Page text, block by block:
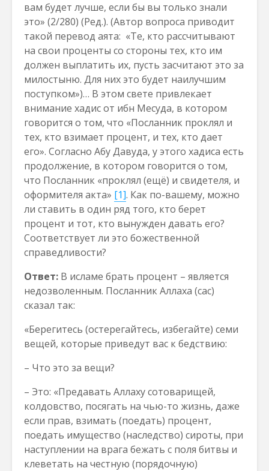
вам будет лучше, если бы вы только знали
это» (2/280) (Ред.). (Автор вопроса приводит
такой перевод аята: «Те, кто рассчитывают
на свои проценты со стороны тех, кто им
должен выплатить их, пусть засчитают это за
милостыню. Для них это будет наилучшим
поступком»)… В этом свете привлекает
внимание хадис от ибн Месуда, в котором
говорится о том, что «Посланник проклял и
тех, кто взимает процент, и тех, кто дает
его». Согласно Абу Давуда, у этого хадиса есть
продолжение, в котором говорится о том,
что Посланник «проклял (ещё) и свидетеля, и
оформителя акта» [1]. Как по-вашему, можно
ли ставить в один ряд того, кто берет
процент и тот, кто вынужден давать его?
Соответствует ли это божественной
справедливости?
Ответ: В исламе брать процент – является
недозволенным. Посланник Аллаха (сас)
сказал так:
«Берегитесь (остерегайтесь, избегайте) семи
вещей, которые приведут вас к бедствию:
– Что это за вещи?
– Это: «Предавать Аллаху сотоварищей,
колдовство, посягать на чью-то жизнь, даже
если прав, взимать (поедать) процент,
поедать имущество (наследство) сироты, при
наступлении на врага бежать с поля битвы и
клеветать на честную (порядочную)